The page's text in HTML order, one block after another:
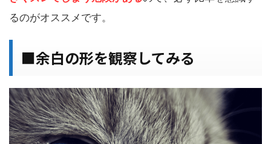
るのがオススメです。
■余白の形を観察してみる